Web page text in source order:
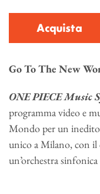
Acquista
Go To The New
ONE PIECE Music
programma video e
Mondo per un
unico a Milano, con il
un’orchestra